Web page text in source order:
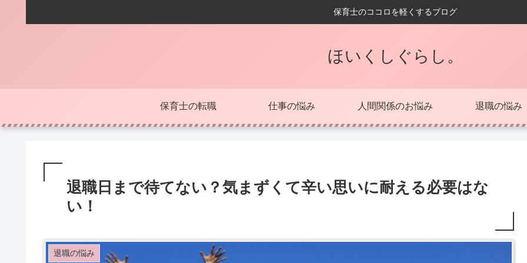
保育士のココロを軽くするブログ
ほいくしぐらし。
保育士の転職 仕事の悩み 人間関係のお悩み 退職の悩み
退職日まで待てない？気まずくて辛い思いに耐える必要はな
い！
退職の悩み